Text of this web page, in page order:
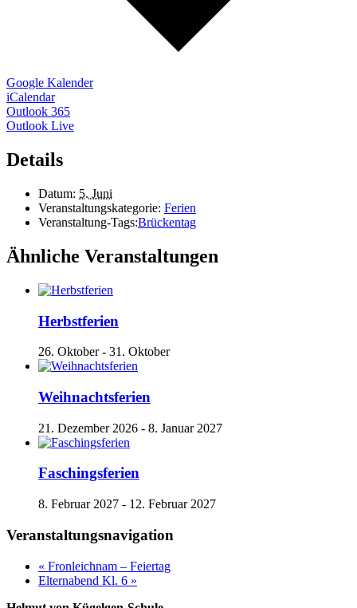
Google Kalender
iCalendar
Outlook 365
Outlook Live
Details
Datum: 5. Juni
Veranstaltungskategorie: Ferien
Veranstaltung-Tags:Brückentag
Ähnliche Veranstaltungen
Herbstferien
26. Oktober- 31. Oktober
Weihnachtsferien
21. Dezember 2026 - 8. Januar 2027
Faschingsferien
8. Februar 2027 - 12. Februar 2027
Veranstaltungsnavigation
« Fronleichnam – Feiertag
Elternabend Kl. 6 »